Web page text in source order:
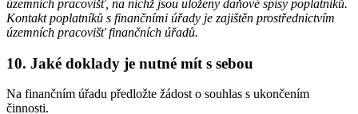
územních pracovišť, na nichž jsou uloženy daňové spisy poplatníků.
Kontakt poplatníků s finančními úřady je zajištěn prostřednictvím
územních pracovišť finančních úřadů.
10. Jaké doklady je nutné mít s sebou
Na finančním úřadu předložte žádost o souhlas s ukončením
činnosti.